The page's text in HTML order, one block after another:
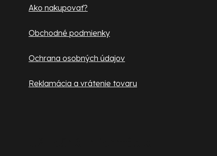
Ako nakupovať?
Obchodné podmienky
Ochrana osobných údajov
Reklamácia a vrátenie tovaru